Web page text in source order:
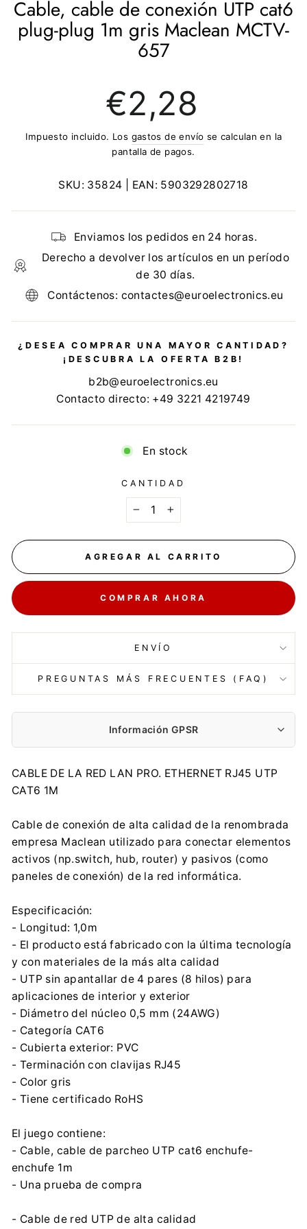
Cable, cable de conexión UTP cat6
plug-plug 1m gris Maclean MCTV-
657
regular
€2,28
Impuesto incluido. Los gastos de envío se calculan en la
pantalla de pagos.
SKU: 35824 | EAN: 5903292802718
Enviamos los pedidos en 24 horas.
Derecho a devolver los artículos en un período
de 30 días.
Contáctenos: contactes@euroelectronics.eu
¿DESEA COMPRAR UNA MAYOR CANTIDAD?
¡DESCUBRA LA OFERTA B2B!
b2b@euroelectronics.eu
Contacto directo: +49 3221 4219749
En stock
CANTIDAD
+
AGREGAR AL CARRITO
COMPRAR AHORA
ENVÍO
PREGUNTAS MÁS FRECUENTES (FAQ)
Información GPSR
Fabricante:
+48 32 284 72 22
Importador:
Centrumelektroniki.EU Sp. z o.o.
Korfantego 7, 42-600 Tarnowskie Góry
CABLE DE LA RED LAN PRO. ETHERNET RJ45 UTP
CAT6 1M
Cable de conexión de alta calidad de la renombrada
empresa Maclean utilizado para conectar elementos
activos (np.switch, hub, router) y pasivos (como
paneles de conexión) de la red informática.
Especificación:
- Longitud: 1,0m
- El producto está fabricado con la última tecnología
y con materiales de la más alta calidad
- UTP sin apantallar de 4 pares (8 hilos) para
aplicaciones de interior y exterior
- Diámetro del núcleo 0,5 mm (24AWG)
- Categoría CAT6
- Cubierta exterior: PVC
- Terminación con clavijas RJ45
- Color gris
- Tiene certificado RoHS
El juego contiene:
- Cable, cable de parcheo UTP cat6 enchufe-
enchufe 1m
- Una prueba de compra
- Cable de red UTP de alta calidad